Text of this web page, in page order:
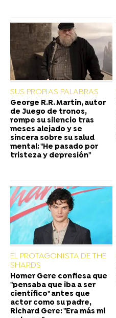
SUS PROPIAS PALABRAS
George R.R. Martin, autor
de Juego de tronos,
rompe su silencio tras
meses alejado y se
sincera sobre su salud
mental: "He pasado por
tristeza y depresión"
EL PROTAGONISTA DE THE
SHARDS
Homer Gere confiesa que
"pensaba que iba a ser
científico" antes que
actor como su padre,
Richard Gere: "Era más mi